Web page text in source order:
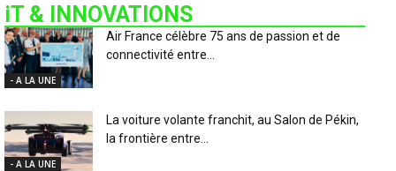
iT & INNOVATIONS
- A LA UNE
Air France célèbre 75 ans de passion et de
connectivité entre...
- A LA UNE
La voiture volante franchit, au Salon de Pékin,
la frontière entre...